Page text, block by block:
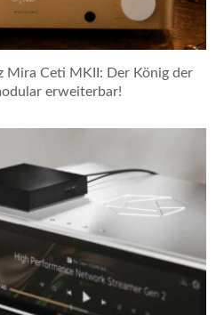
Mira Ceti MKII: Der König der
erweiterbar!